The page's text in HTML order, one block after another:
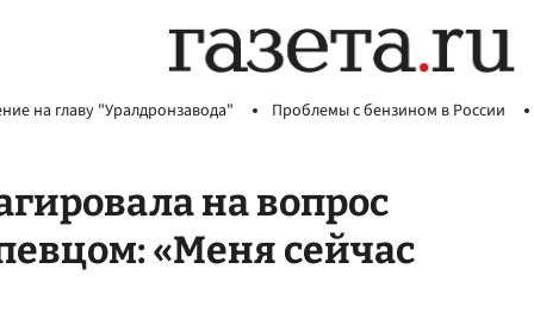
на главу "Уралдронзавода" Проблемы с бензином в России
на вопрос
«Меня сейчас